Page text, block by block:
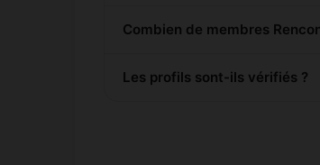
Combien de membres
Les profils sont-ils vérifiés ?